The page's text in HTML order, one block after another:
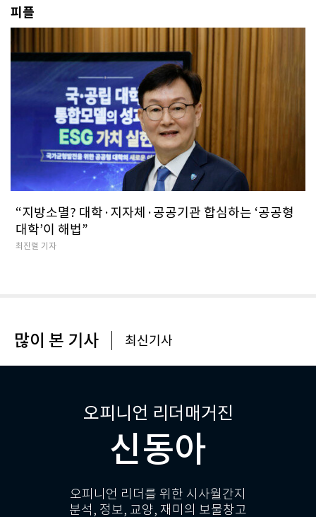
피플
“지방소멸? 대학·지자체·공공기관 합심하는 ‘공공형
대학’이 해법”
최진렬 기자
많이 본 기사 최신기사
오피니언 리더매거진
신동아
오피니언 리더를 위한 시사월간지
분석, 정보, 교양, 재미의 보물창고